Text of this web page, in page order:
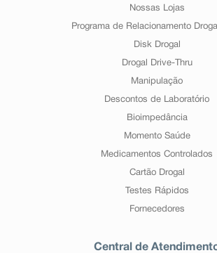
Nossas Lojas
Programa de Relacionamento
Disk Drogal
Drogal Drive-Thru
Manipulação
Descontos de Laboratório
Bioimpedância
Momento Saúde
Medicamentos Controlados
Cartão Drogal
Testes Rápidos
Fornecedores
Central de